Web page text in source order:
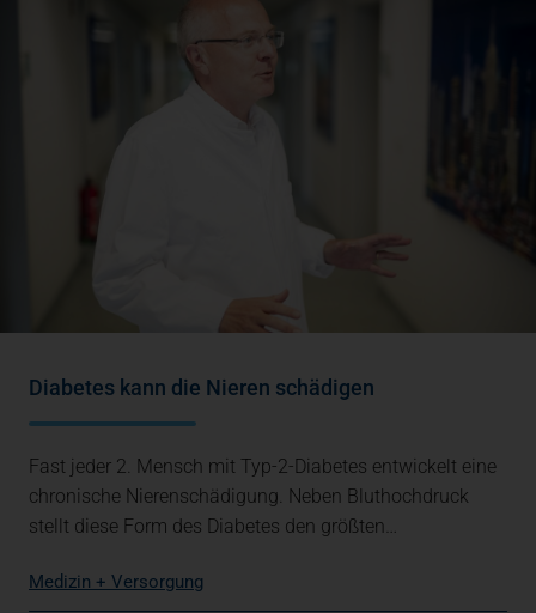
Diabetes kann die Nieren schädigen
Fast jeder 2. Mensch mit Typ-2-Diabetes entwickelt eine
chronische Nierenschädigung. Neben Bluthochdruck
stellt diese Form des Diabetes den größten…
Medizin + Versorgung